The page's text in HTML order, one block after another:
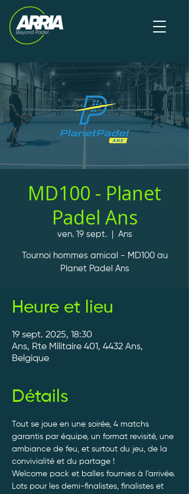
MD100 - Planet
Padel Ans
ven. 19 sept.
  |
Ans
Tournoi hommes amical - MD100 au
Planet Padel Ans
Heure et lieu
19 sept. 2025, 18:30
Ans, Rte Militaire 401, 4432 Ans,
Belgique
Détails
Tout se joue en une soirée, 4 matchs
garantis par équipe, un format revisité, une
ambiance de feu, et surtout du jeu, de la
convivialité et du partage !
Welcome pack et balles fournies à l’arrivée.
Lots pour les demi-finalistes, finalistes et